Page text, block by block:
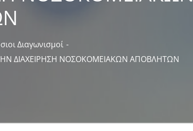
Διαγωνισμοί
ΔΙΑΧΕΙΡΗΣΗ ΝΟΣΟΚΟΜΕΙΑΚΩΝ ΑΠΟΒΛΗΤΩΝ